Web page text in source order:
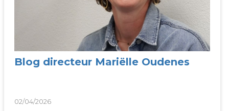
Blog directeur Mariëlle Oudenes
02/04/2026